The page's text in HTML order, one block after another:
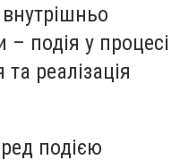
подія у процесі
реалізація
подією